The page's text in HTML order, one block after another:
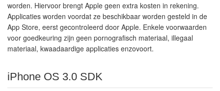
worden. Hiervoor brengt Apple geen extra kosten in rekening.
Applicaties worden voordat ze beschikbaar worden gesteld in de
App Store, eerst gecontroleerd door Apple. Enkele voorwaarden
voor goedkeuring zijn geen pornografisch materiaal, illegaal
materiaal, kwaadaardige applicaties enzovoort.
iPhone OS 3.0 SDK